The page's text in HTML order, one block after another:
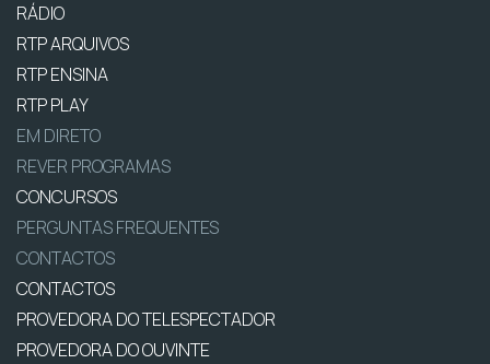
RÁDIO
RTP ARQUIVOS
RTP ENSINA
RTP PLAY
EM DIRETO
REVER PROGRAMAS
CONCURSOS
PERGUNTAS FREQUENTES
CONTACTOS
CONTACTOS
PROVEDORA DO TELESPECTADOR
PROVEDORA DO OUVINTE